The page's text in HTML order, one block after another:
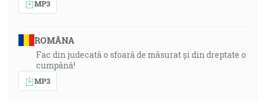
MP3
ROMÂNA
Fac din judecată o sfoară de măsurat și din dreptate o
cumpănă!
MP3